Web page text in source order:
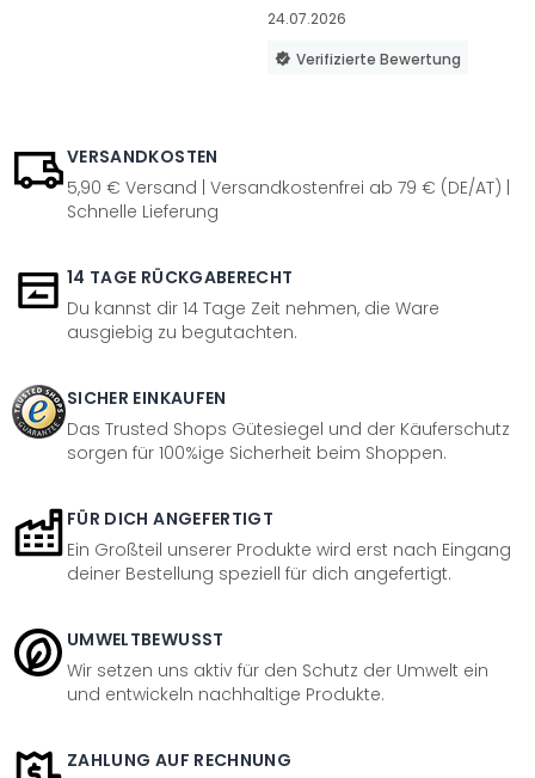
24.07.2026
Verifizierte Bewertung
VERSANDKOSTEN
5,90 € Versand | Versandkostenfrei ab 79 € (DE/AT) |
Schnelle Lieferung
14 TAGE RÜCKGABERECHT
Du kannst dir 14 Tage Zeit nehmen, die Ware
ausgiebig zu begutachten.
SICHER EINKAUFEN
Das Trusted Shops Gütesiegel und der Käuferschutz
sorgen für 100%ige Sicherheit beim Shoppen.
FÜR DICH ANGEFERTIGT
Ein Großteil unserer Produkte wird erst nach Eingang
deiner Bestellung speziell für dich angefertigt.
UMWELTBEWUSST
Wir setzen uns aktiv für den Schutz der Umwelt ein
und entwickeln nachhaltige Produkte.
ZAHLUNG AUF RECHNUNG